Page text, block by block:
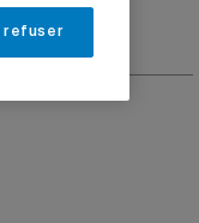
refuser